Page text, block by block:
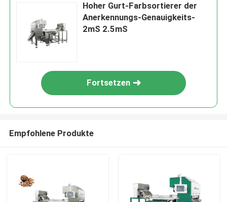
Hoher Gurt-Farbsortierer der
Anerkennungs-Genauigkeits-
2mS 2.5mS
Fortsetzen
Empfohlene Produkte